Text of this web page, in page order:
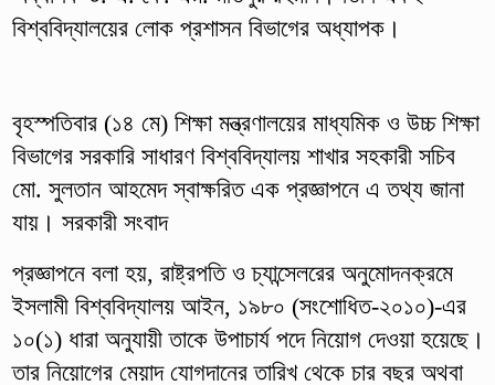
বিশ্ববিদ্যালয়ের লোক প্রশাসন বিভাগের অধ্যাপক।
বৃহস্পতিবার (১৪ মে) শিক্ষা মন্ত্রণালয়ের মাধ্যমিক ও উচ্চ শিক্ষা
বিভাগের সরকারি সাধারণ বিশ্ববিদ্যালয় শাখার সহকারী সচিব
মো. সুলতান আহমেদ স্বাক্ষরিত এক প্রজ্ঞাপনে এ তথ্য জানা
যায়। সরকারী সংবাদ
প্রজ্ঞাপনে বলা হয়, রাষ্ট্রপতি ও চ্যান্সেলরের অনুমোদনক্রমে
ইসলামী বিশ্ববিদ্যালয় আইন, ১৯৮০ (সংশোধিত-২০১০)-এর
১০(১) ধারা অনুযায়ী তাকে উপাচার্য পদে নিয়োগ দেওয়া হয়েছে।
তার নিয়োগের মেয়াদ যোগদানের তারিখ থেকে চার বছর অথবা